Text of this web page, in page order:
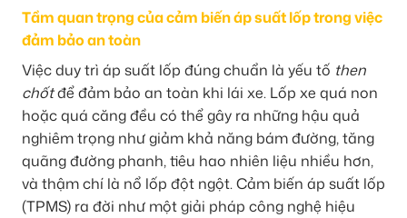
Tầm quan trọng của cảm biến áp suất lốp trong việc
đảm bảo an toàn
Việc duy trì áp suất lốp đúng chuẩn là yếu tố then
chốtđể đảm bảo an toàn khi lái xe. Lốp xe quá non
hoặc quá căng đều có thể gây ra những hậu quả
nghiêm trọng như giảm khả năng bám đường, tăng
quãng đường phanh, tiêu hao nhiên liệu nhiều hơn,
và thậm chí là nổ lốp đột ngột. Cảm biến áp suất lốp
(TPMS) ra đời như một giải pháp công nghệ hiệu